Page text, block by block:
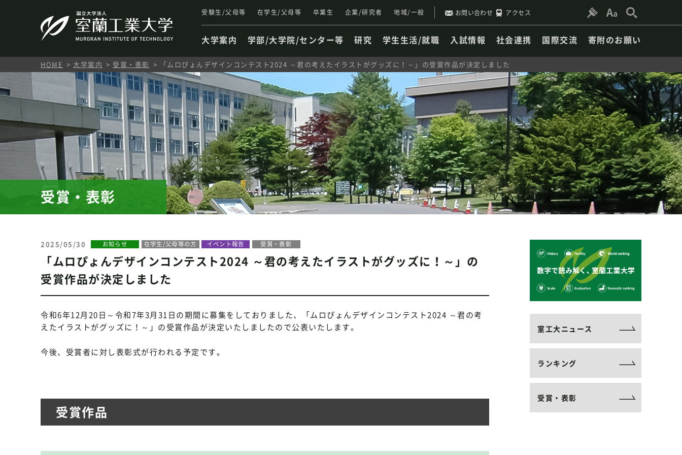
受験生/父母等 在学生/父母等 卒業生 企業/研究者 地域/一般 お問い合わせ アクセス
大学案内 学部/大学院/センター等 研究 学生生活/就職 入試情報 社会連携 国際交流 寄附のお願い
HOME 大学案内 受賞・表彰 「ムロぴょんデザインコンテスト2024 ～君の考えたイラストがグッズに！～」の受賞作品が決定しました
受賞・表彰
2025/05/30 お知らせ 在学生/父母等の方 イベント報告 受賞・表彰
「ムロぴょんデザインコンテスト2024 ～君の考えたイラストがグッズに！～」の
受賞作品が決定しました
令和6年12月20日～令和7年3月31日の期間に募集をしておりました、「ムロぴょんデザインコンテスト2024 ～君の考
えたイラストがグッズに！～」の受賞作品が決定いたしましたので公表いたします。
今後、受賞者に対し表彰式が行われる予定です。
受賞作品
室工大ニュース
ランキング
受賞・表彰